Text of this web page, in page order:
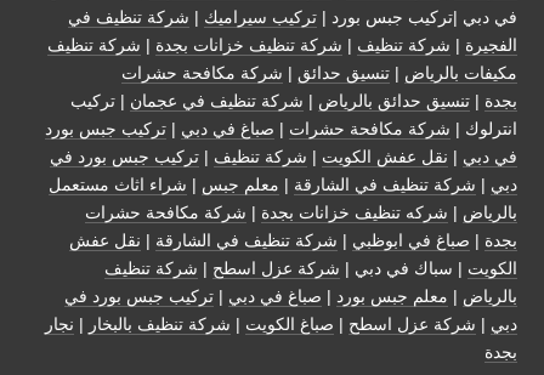
في دبي |تركيب جبس بورد | تركيب سيراميك | شركة تنظيف في
الفجيرة | شركة تنظيف | شركة تنظيف خزانات بجدة | شركة تنظيف
مكيفات بالرياض | تنسيق حدائق | شركة مكافحة حشرات
بجدة | تنسيق حدائق بالرياض | شركة تنظيف في عجمان | تركيب
انترلوك | شركة مكافحة حشرات | صباغ في دبي | تركيب جبس بورد
في دبي | نقل عفش الكويت | شركة تنظيف | تركيب جبس بورد في
دبي | شركة تنظيف في الشارقة | معلم جبس | شراء اثاث مستعمل
بالرياض | شركه تنظيف خزانات بجدة | شركة مكافحة حشرات
بجدة | صباغ في ابوظبي | شركة تنظيف في الشارقة | نقل عفش
الكويت | سباك في دبي | شركة عزل اسطح | شركة تنظيف
بالرياض | معلم جبس بورد | صباغ في دبي | تركيب جبس بورد في
دبي | شركة عزل اسطح | صباغ الكويت | شركة تنظيف بالبخار | نجار
بجدة